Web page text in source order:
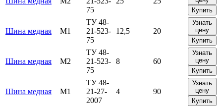
75
Купить
Шина медная М1
ТУ 48-
21-523-
75
12,5 20
Узнать
цену
Купить
Шина медная М2
ТУ 48-
21-523-
75
8 60
Узнать
цену
Купить
Шина медная М1
ТУ 48-
21-27-
2007
4 90
Узнать
цену
Купить